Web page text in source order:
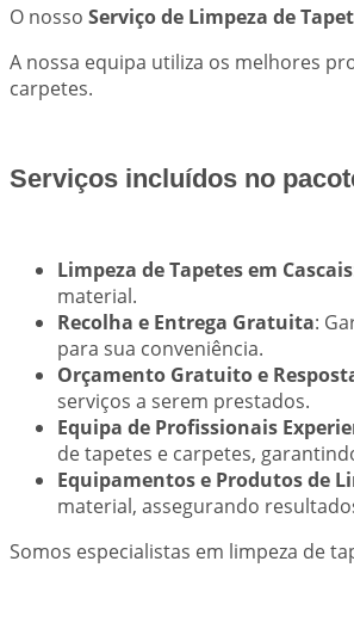
O nosso Serviço de Limpeza de
A nossa equipa utiliza os melhores
carpetes.
Serviços incluídos no
Limpeza de Tapetes em Cascais
material.
Recolha e Entrega Gratuita:
para sua conveniência.
Orçamento Gratuito e
serviços a serem prestados.
Equipa de Profissionais
de tapetes e carpetes,
Equipamentos e Produtos de
material, assegurando
Somos especialistas em limpeza de